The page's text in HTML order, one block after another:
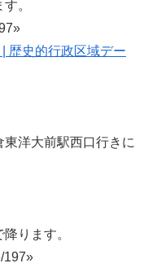
。
歴史的行政区域デー
洋大前駅西口行きに
ります。
197»